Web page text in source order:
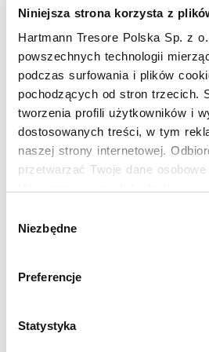
Niniejsza strona korzysta z
Hartmann Tresore Polska Sp. z
powszechnych technologii
podczas surfowania i plików
pochodzących od stron trzecich.
tworzenia profili użytkowników i
dostosowanych treści, w tym
naszej strony internetowej.
przetwarzać Twoje dane
odrzucić i wycofać swoją zgodę
w Polityce prywatności
zgody
Niezbędne
Preferencje
Statystyka
Sejfy na kosztowności o
wartościach
W dalszej kolejności bardzo
wyższych. Jeśli leży Ci na sercu
to szukaj dobrego sejfu w klasach
wymiary mają modele:
•HTIV 415-21